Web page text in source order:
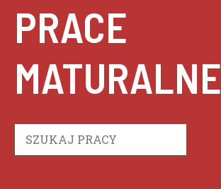
PRACE
MATURALNE